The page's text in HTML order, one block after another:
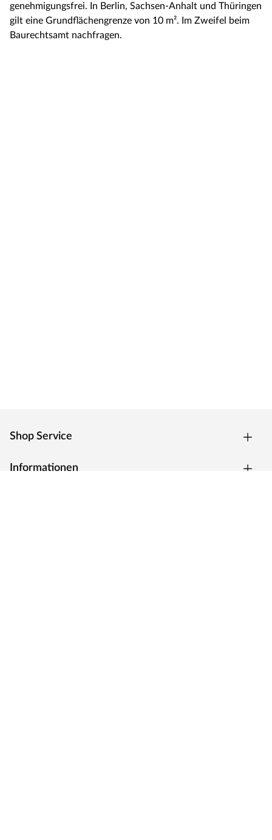
genehmigungsfrei. In Berlin, Sachsen-Anhalt und Thüringen
gilt eine Grundflächengrenze von 10 m². Im Zweifel beim
Baurechtsamt nachfragen.
Shop Service
Informationen